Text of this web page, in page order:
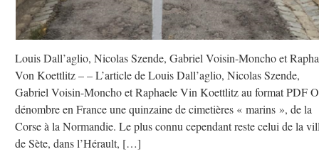
Louis Dall’aglio, Nicolas Szende, Gabriel Voisin-Moncho et
Von Koettlitz – – L’article de Louis Dall’aglio, Nicolas Szende,
Gabriel Voisin-Moncho et Raphaele Vin Koettlitz au format PDF
dénombre en France une quinzaine de cimetières « marins », de la
Corse à la Normandie. Le plus connu cependant reste celui de la
de Sète, dans l’Hérault, […]